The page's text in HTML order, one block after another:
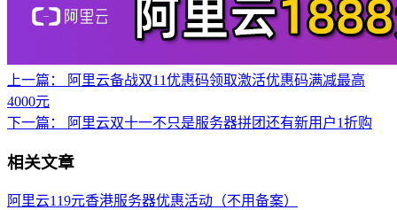
上一篇：
阿里云备战双11优惠码领取激活优惠码满减最高
4000元
下一篇：
阿里云双十一不只是服务器拼团还有新用户1折购
相关文章
阿里云119元香港服务器优惠活动（不用备案）